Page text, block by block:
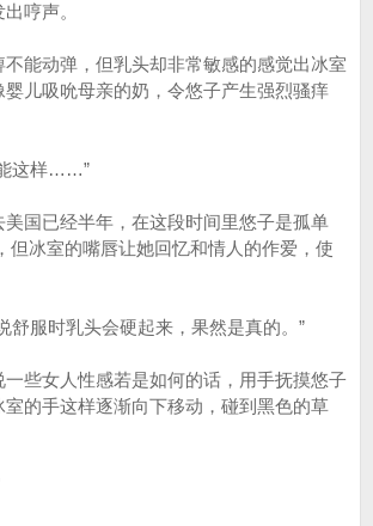
哼声。
动弹，但乳头却非常敏感的感觉出冰室
婴儿吸吮母亲的奶，令悠子产生强烈骚痒
这样……”
已经半年，在这段时间里悠子是孤单
但冰室的嘴唇让她回忆和情人的作爱，使
服时乳头会硬起来，果然是真的。”
女人性感若是如何的话，用手抚摸悠子
室的手这样逐渐向下移动，碰到黑色的草